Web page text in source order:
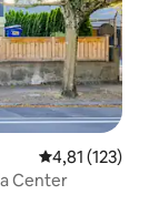
Gemiddelde
4,81 (123)
Center